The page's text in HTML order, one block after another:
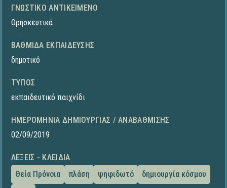
ΓΝΩΣΤΙΚΌ ΑΝΤΙΚΕΊΜΕΝΟ
Θρησκευτικά
ΒΑΘΜΊΔΑ ΕΚΠΑΊΔΕΥΣΗΣ
δημοτικό
ΤΎΠΟΣ
εκπαιδευτικό παιχνίδι
ΗΜΕΡΟΜΗΝΊΑ ΔΗΜΙΟΥΡΓΊΑΣ / ΑΝΑΒΆΘΜΙΣΗΣ
02/09/2019
ΛΈΞΕΙΣ - ΚΛΕΙΔΙΆ
Θεία Πρόνοια
πλάση ψηφιδωτό
δημιουργία κόσμου